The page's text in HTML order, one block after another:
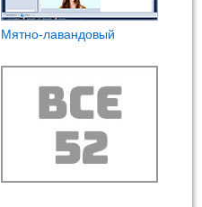
Мятно-лавандовый